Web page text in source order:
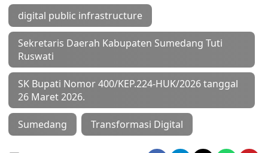
digital public infrastructure
Sekretaris Daerah Kabupaten Sumedang Tuti
Ruswati
SK Bupati Nomor 400/KEP.224-HUK/2026 tanggal
26 Maret 2026.
Sumedang Transformasi Digital